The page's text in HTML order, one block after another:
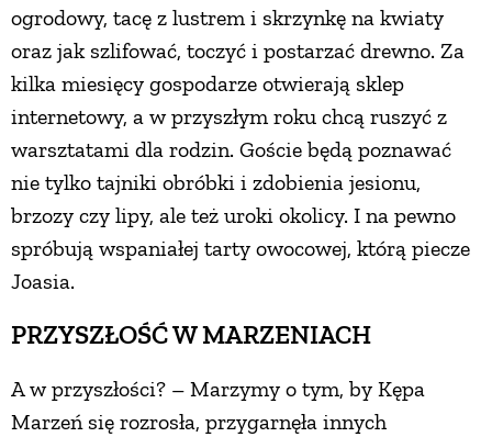
ogrodowy, tacę z lustrem i skrzynkę na kwiaty
oraz jak szlifować, toczyć i postarzać drewno. Za
kilka miesięcy gospodarze otwierają sklep
internetowy, a w przyszłym roku chcą ruszyć z
warsztatami dla rodzin. Goście będą poznawać
nie tylko tajniki obróbki i zdobienia jesionu,
brzozy czy lipy, ale też uroki okolicy. I na pewno
spróbują wspaniałej tarty owocowej, którą piecze
Joasia.
PRZYSZŁOŚĆ W MARZENIACH
A w przyszłości? – Marzymy o tym, by Kępa
Marzeń się rozrosła, przygarnęła innych